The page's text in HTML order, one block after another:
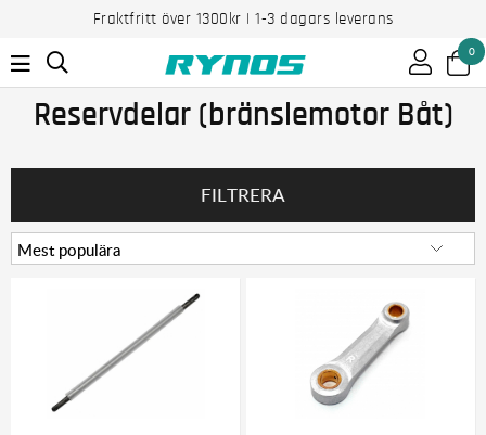
Fraktfritt över 1300kr | 1-3 dagars leverans
0
Reservdelar (bränslemotor Båt)
FILTRERA